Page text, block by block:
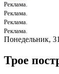
Реклама.
Реклама.
Реклама.
Реклама.
Понедельник,
Трое